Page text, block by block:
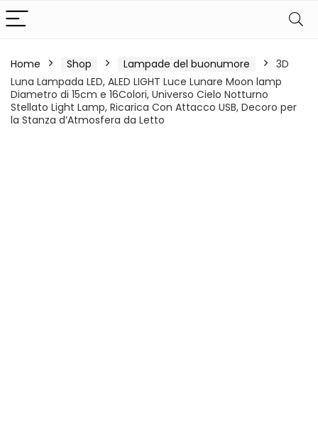
Home Shop Lampade del buonumore
3D
Luna Lampada LED, ALED LIGHT Luce Lunare Moon lamp
Diametro di 15cm e 16Colori, Universo Cielo Notturno
Stellato Light Lamp, Ricarica Con Attacco USB, Decoro per
la Stanza d’Atmosfera da Letto